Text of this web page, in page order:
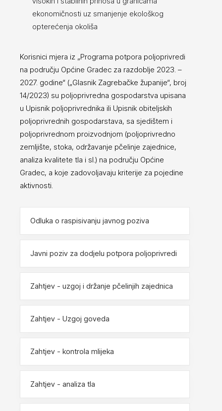
ekonomičnosti uz smanjenje ekološkog
opterećenja okoliša
Korisnici mjera iz „Programa potpora poljoprivredi
na području Općine Gradec za razdoblje 2023. –
2027. godine“ („Glasnik Zagrebačke županije“, broj
14/2023) su poljoprivredna gospodarstva upisana
u Upisnik poljoprivrednika ili Upisnik obiteljskih
poljoprivrednih gospodarstava, sa sjedištem i
poljoprivrednom proizvodnjom (poljoprivredno
zemljište, stoka, održavanje pčelinje zajednice,
analiza kvalitete tla i sl.) na području Općine
Gradec, a koje zadovoljavaju kriterije za pojedine
aktivnosti.
Odluka o raspisivanju javnog poziva
Javni poziv za dodjelu potpora poljoprivredi
Zahtjev - uzgoj i držanje pčelinjih zajednica
Zahtjev - Uzgoj goveda
Zahtjev - kontrola mlijeka
Zahtjev - analiza tla